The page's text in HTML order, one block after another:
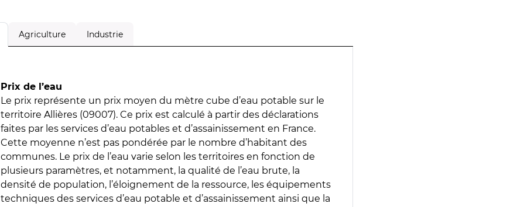
Agriculture Industrie
Prix de l’eau
Le prix représente un prix moyen du mètre cube d’eau potable sur le
territoire Allières (09007). Ce prix est calculé à partir des déclarations
faites par les services d’eau potables et d’assainissement en France.
Cette moyenne n’est pas pondérée par le nombre d’habitant des
communes. Le prix de l’eau varie selon les territoires en fonction de
plusieurs paramètres, et notamment, la qualité de l’eau brute, la
densité de population, l’éloignement de la ressource, les équipements
techniques des services d’eau potable et d’assainissement ainsi que la